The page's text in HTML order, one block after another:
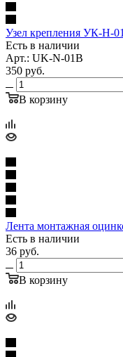
Узел крепления УК-Н-
Есть в наличии
Арт.: UK-N-01B
350 руб.
В корзину
Лента монтажная
Есть в наличии
36 руб.
В корзину